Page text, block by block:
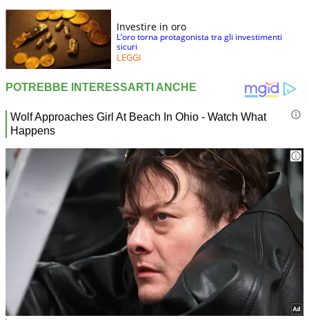
Investire in oro
L’oro torna protagonista tra gli investimenti
sicuri
LEGGI